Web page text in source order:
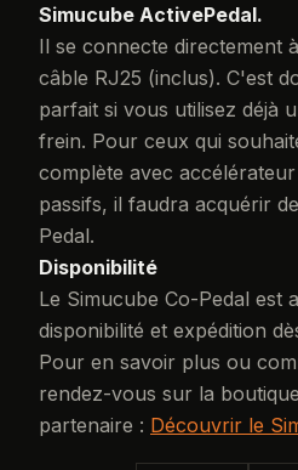
Simucube ActivePedal.
Il se connecte directement
câble RJ25 (inclus). C'est
parfait si vous utilisez déjà
frein. Pour ceux qui
complète avec
passifs, il faudra acquérir
Pedal.
Disponibilité
Le Simucube Co-Pedal est
disponibilité et expédition
Pour en savoir plus ou
rendez-vous sur la
partenaire : Découvrir le